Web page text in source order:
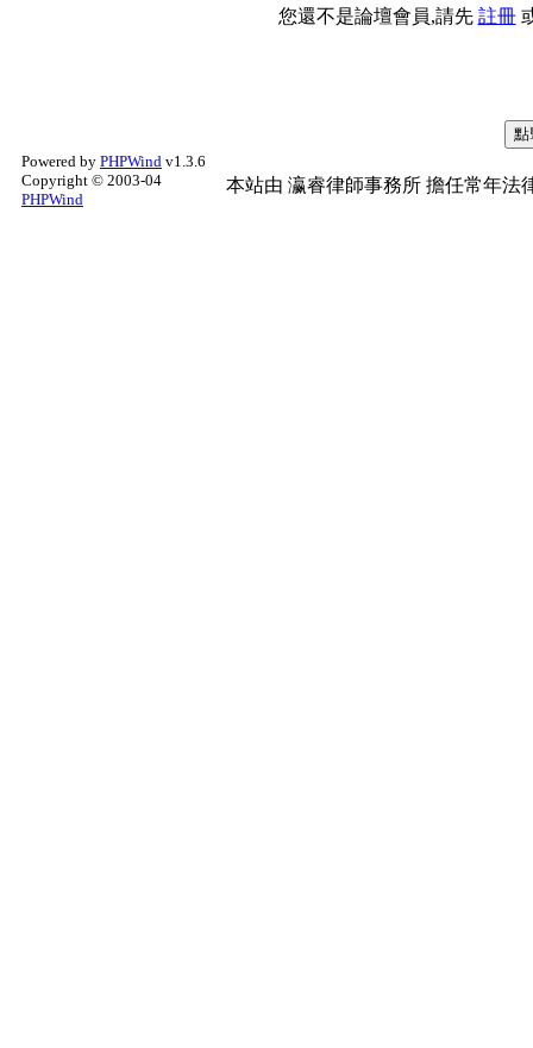
您還不是論壇會員,請先 註冊
Powered by PHPWind v1.3.6
Copyright © 2003-04
PHPWind
本站由 瀛睿律師事務所 擔任常年法